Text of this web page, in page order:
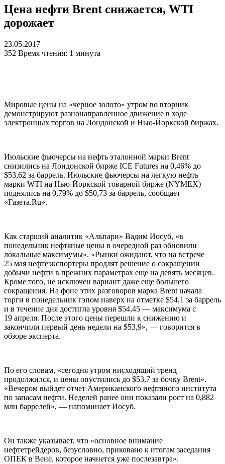
Цена нефти Brent снижается, WTI
дорожает
23.05.2017
352 Время чтения: 1 минута
Мировые цены на «черное золото» утром во вторник
демонстрируют разнонаправленное движение в ходе
электронных торгов на Лондонской и Нью-Йоркской биржах.
Июльские фьючерсы на нефть эталонной марки Brent
снизились на Лондонской бирже ICE Futures на 0,46% до
$53,62 за баррель. Июльские фьючерсы на легкую нефть
марки WTI на Нью-Йоркской товарной бирже (NYMEX)
поднялись на 0,79% до $50,73 за баррель, сообщает
«Газета.Ru».
Как старший аналитик «Альпари» Вадим Иосуб, «в
понедельник нефтяные цены в очередной раз обновили
локальные максимумы». «Рынки ожидают, что на встрече
25 мая нефтеэкспортеры продлят решение о сокращении
добычи нефти в прежних параметрах еще на девять месяцев.
Кроме того, не исключен вариант даже еще большего
сокращения. На фоне этих разговоров марка Brent начала
торги в понедельник гэпом наверх на отметке $54,1 за баррель
и в течение дня достигла уровня $54,45 — максимума с
19 апреля. После этого цены перешли к снижению и
закончили первый день недели на $53,9», — говорится в
обзоре эксперта.
По его словам, «сегодня утром нисходящий тренд
продолжился, и цены опустились до $53,7 за бочку Brent».
«Вечером выйдет отчет Американского нефтяного института
по запасам нефти. Неделей ранее они показали рост на 0,882
млн баррелей», — напоминает Иосуб.
Он также указывает, что «основное внимание
нефтетрейдеров, безусловно, приковано к итогам заседания
ОПЕК в Вене, которое начнется уже послезавтра».